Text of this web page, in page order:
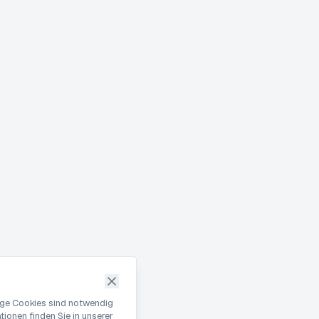
Cookies sind notwendig
finden Sie in unserer